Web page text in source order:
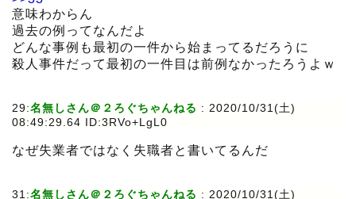
意味わからん
過去の例ってなんだよ
どんな事例も最初の一件から始まってるだろうに
殺人事件だって最初の一件目は前例なかったろうよｗ
29:名無しさん＠２ろぐちゃんねる : 2020/10/31(土)
08:49:29.64 ID:3RVo+LgL0
なぜ失業者ではなく失職者と書いてるんだ
31:名無しさん＠２ろぐちゃんねる : 2020/10/31(土)